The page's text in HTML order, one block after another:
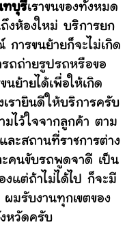
ทบุรีเราขนของทั้งหมด
งห้องใหม่ บริการยก
การขนย้ายก็จะไม่เกิด
ถถ่ายรูปรถหรือขอ
ย้ายได้เพื่อให้เกิด
รายินดีให้บริการครับ
มไว้ใจจากลูกค้า ตาม
ะสถานที่ราชการต่าง
คนขับรถพูดจาดี เป็น
งแต่ถ้าไม่ได้ไป ก็จะมี
มรับงานทุกเขตของ
หวัดครับ